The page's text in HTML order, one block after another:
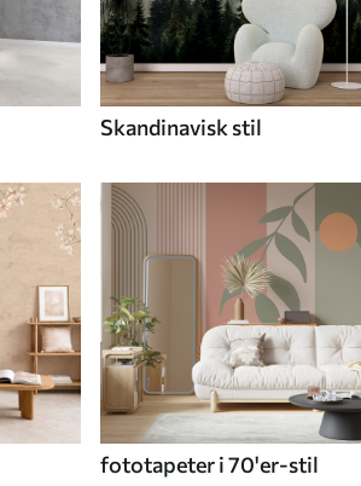
Skandinavisk stil
fototapeter i 70'er-stil